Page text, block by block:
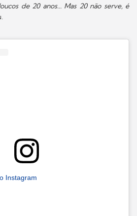
de 20 anos... Mas 20 não serve, é
Instagram